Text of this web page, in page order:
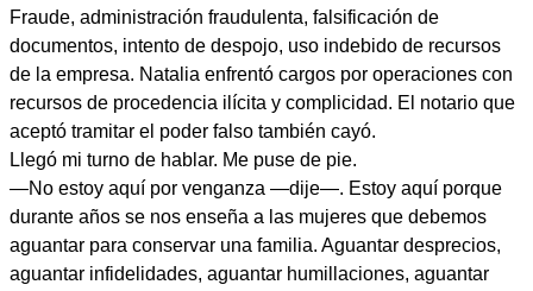
Fraude, administración fraudulenta, falsificación de
documentos, intento de despojo, uso indebido de recursos
de la empresa. Natalia enfrentó cargos por operaciones con
recursos de procedencia ilícita y complicidad. El notario que
aceptó tramitar el poder falso también cayó.
Llegó mi turno de hablar. Me puse de pie.
—No estoy aquí por venganza —dije—. Estoy aquí porque
durante años se nos enseña a las mujeres que debemos
aguantar para conservar una familia. Aguantar desprecios,
aguantar infidelidades, aguantar humillaciones, aguantar